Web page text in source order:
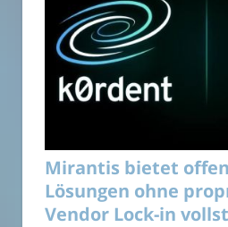
Mirantis bietet
Lösungen ohne
Vendor Lock-in